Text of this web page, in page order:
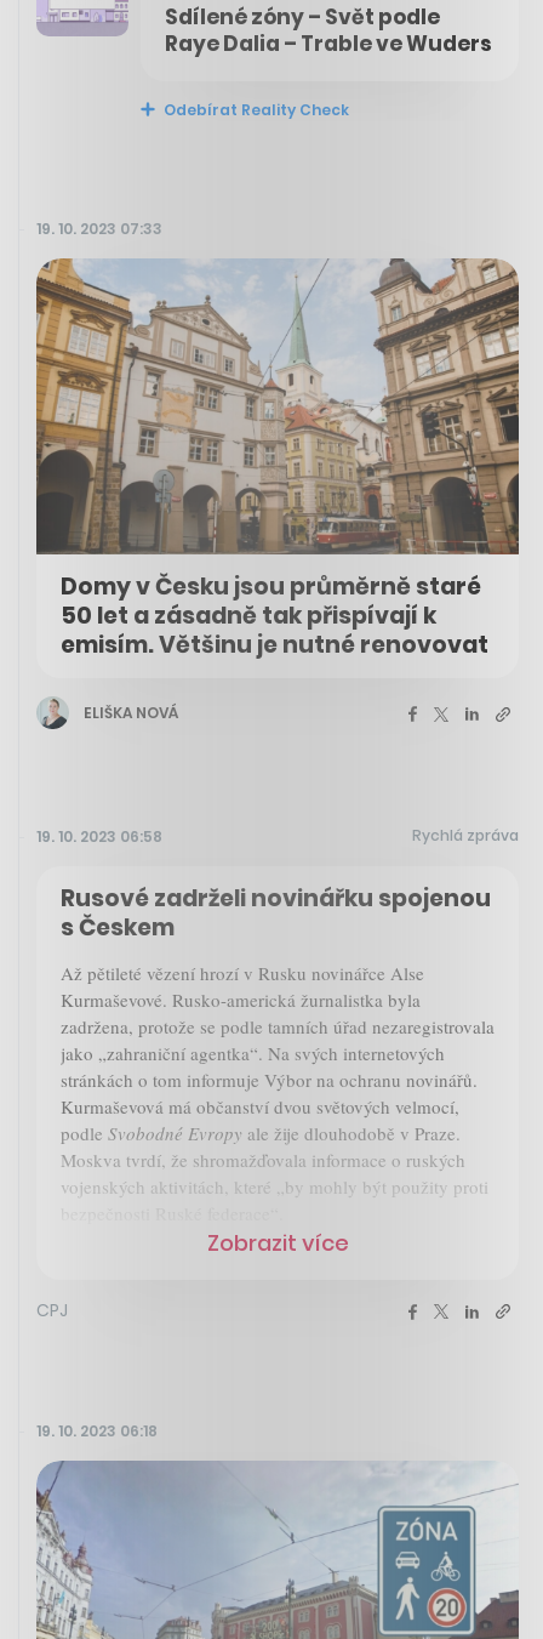
Sdílené zóny – Svět podle
Raye Dalia – Trable ve Wuders
Odebírat Reality Check
19. 10. 2023 07:33
Domy v Česku jsou průměrně staré
50 let a zásadně tak přispívají k
emisím. Většinu je nutné renovovat
ELIŠKA NOVÁ
19. 10. 2023 06:58 Rychlá zpráva
Rusové zadrželi novinářku spojenou
s Českem
Až pětileté vězení hrozí v Rusku novinářce Alse
Kurmaševové. Rusko-americká žurnalistka byla
zadržena, protože se podle tamních úřad nezaregistrovala
jako „zahraniční agentka“. Na svých internetových
stránkách o tom informuje Výbor na ochranu novinářů.
Kurmaševová má občanství dvou světových velmocí,
podle Svobodné Evropy ale žije dlouhodobě v Praze.
Moskva tvrdí, že shromažďovala informace o ruských
vojenských aktivitách, které „by mohly být použity proti
Zobrazit více
CPJ
19. 10. 2023 06:18